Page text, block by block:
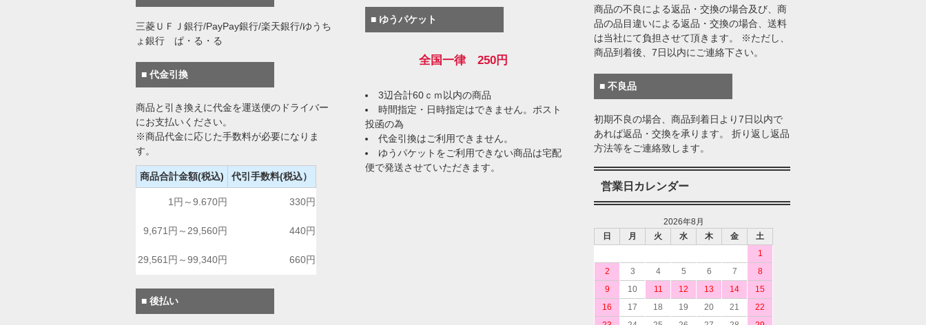
三菱ＵＦＪ銀行/PayPay銀行/楽天銀行/ゆうち
ょ銀行 ぱ・る・る
■ 代金引換
商品と引き換えに代金を運送便のドライバー
にお支払いください。
※商品代金に応じた手数料が必要になりま
す。
商品合計金額(税込) 代引手数料(税込）
1円～9.670円 330円
9,671円～29,560円 440円
29,561円～99,340円 660円
■ 後払い
■ ゆうパケット
全国一律 250円
3辺合計60ｃｍ以内の商品
時間指定・日時指定はできません。ポスト
投函の為
代金引換はご利用できません。
ゆうパケットをご利用できない商品は宅配
便で発送させていただきます。
商品の不良による返品・交換の場合及び、商
品の品目違いによる返品・交換の場合、送料
は当社にて負担させて頂きます。 ※ただし、
商品到着後、7日以内にご連絡下さい。
■ 不良品
初期不良の場合、商品到着日より7日以内で
あれば返品・交換を承ります。 折り返し返品
方法等をご連絡致します。
営業日カレンダー
2026年8月
日
月 火 水 木 金
土
1
2
3 4 5 6 7
8
9
10 11 12 13 14
15
16
17 18 19 20 21
22